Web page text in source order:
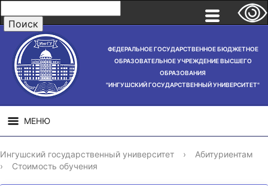
ФЕДЕРАЛЬНОЕ ГОСУДАРСТВЕННОЕ БЮДЖЕТНОЕ
ОБРАЗОВАТЕЛЬНОЕ УЧРЕЖДЕНИЕ ВЫСШЕГО
ОБРАЗОВАНИЯ
"ИНГУШСКИЙ ГОСУДАРСТВЕННЫЙ УНИВЕРСИТЕТ"
МЕНЮ
СВЕДЕНИЯ ОБ
ОБРАЗОВАТЕЛЬНОЙ
ОРГАНИЗАЦИИ
НАУЧНАЯ
ДЕЯТЕЛЬНОСТЬ
Ингушский государственный университет ›
Абитуриентам
›
Стоимость обучения